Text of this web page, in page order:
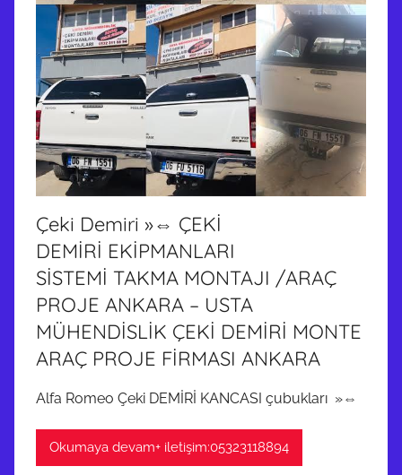
Çeki Demiri »⇔ ÇEKİ
DEMİRİ EKİPMANLARI
SİSTEMİ TAKMA MONTAJI /ARAÇ
PROJE ANKARA – USTA
MÜHENDİSLİK ÇEKİ DEMİRİ MONTE
ARAÇ PROJE FİRMASI ANKARA
Alfa Romeo Çeki DEMİRİ KANCASI çubukları »⇔
Okumaya devam+ iletişim:05323118894